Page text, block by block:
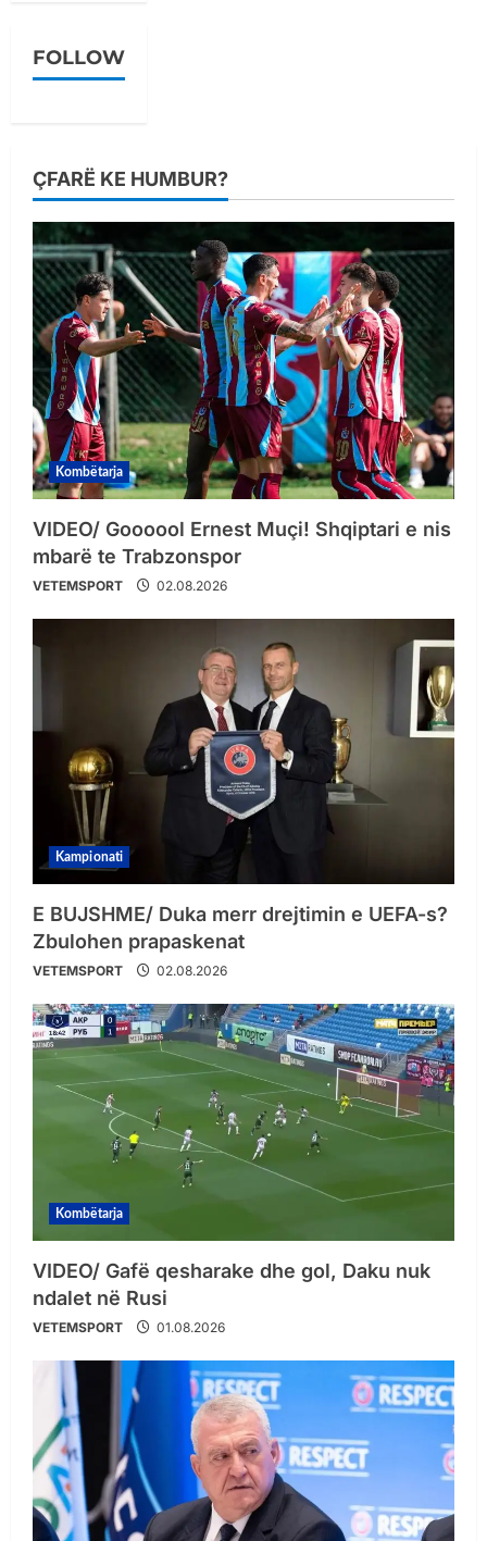
FOLLOW
ÇFARË KE HUMBUR?
Kombëtarja
VIDEO/ Goooool Ernest Muçi! Shqiptari e nis
mbarë te Trabzonspor
VETEMSPORT 02.08.2026
Kampionati
E BUJSHME/ Duka merr drejtimin e UEFA-s?
Zbulohen prapaskenat
VETEMSPORT 02.08.2026
Kombëtarja
VIDEO/ Gafë qesharake dhe gol, Daku nuk
ndalet në Rusi
VETEMSPORT 01.08.2026